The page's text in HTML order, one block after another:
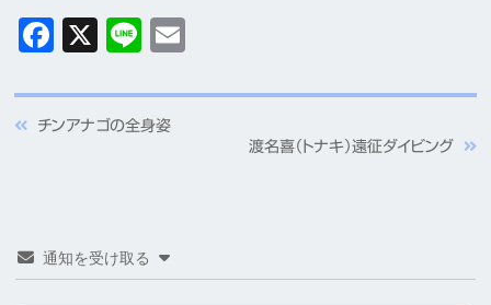
Facebook
X Line
チンアナゴの全身姿
渡名喜（トナキ）遠征ダイビング
通知を受け取る